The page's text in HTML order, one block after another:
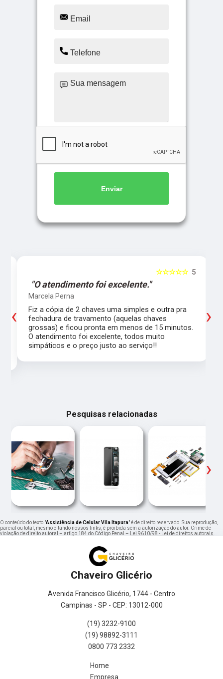
Enviar
5
☆☆☆☆☆
"O atendimento foi excelente."
Marcela Perna
Fiz a cópia de 2 chaves uma simples e outra pra
fechadura de travamento (aquelas chaves
grossas) e ficou pronta em menos de 15 minutos.
O atendimento foi excelente, todos muito
simpáticos e o preço justo ao serviço!!
‹ ›
Pesquisas relacionadas
‹ ›
O conteúdo do texto "Assistência de Celular Vila Itapura" é de direito reservado. Sua reprodução,
parcial ou total, mesmo citando nossos links, é proibida sem a autorização do autor. Crime de
violação de direito autoral – artigo 184 do Código Penal – Lei 9610/98 - Lei de direitos autorais.
Chaveiro Glicério
Avenida Francisco Glicério, 1744 - Centro
Campinas - SP - CEP: 13012-000
(19) 3232-9100
(19) 98892-3111
0800 773 2332
Home
Empresa